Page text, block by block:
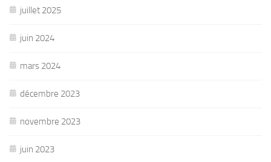
juillet 2025
juin 2024
mars 2024
décembre 2023
novembre 2023
juin 2023